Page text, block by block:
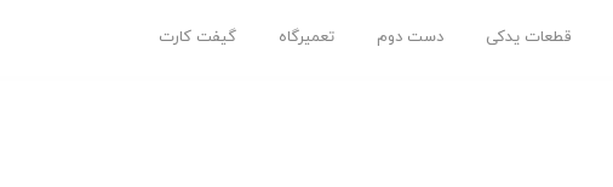
قطعات یدکی دست دوم تعمیرگاه گیفت کارت